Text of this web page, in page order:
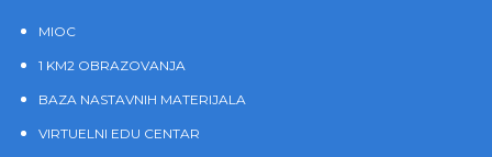
MIOC
1 KM2 OBRAZOVANJA
BAZA NASTAVNIH MATERIJALA
VIRTUELNI EDU CENTAR